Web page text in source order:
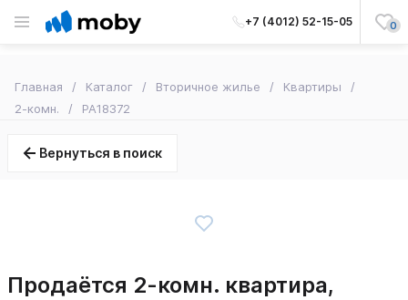
+7 (4012) 52-15-05 0
Главная Каталог Вторичное жилье
Квартиры
2-комн.
PA18372
Вернуться в поиск
Продаётся 2-комн. квартира,